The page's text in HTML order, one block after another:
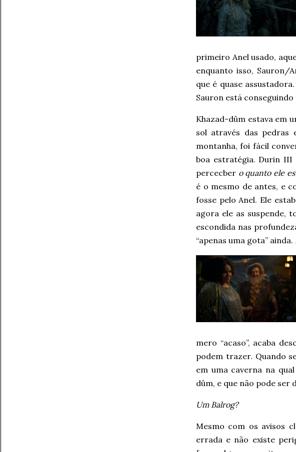
primeiro Anel usado,
enquanto isso, Sauron/
que é quase
Sauron está
Khazad-dûm estava em
sol através das pedras
montanha, foi fácil
boa estratégia. Durin III
percecber o quanto ele
é o mesmo de antes, e
fosse pelo Anel. Ele
agora ele as suspende,
escondida nas
“apenas uma gota” ainda.
mero “acaso”, acaba
podem trazer. Quando
em uma caverna na
dûm, e que não pode ser
Um Balrog?
Mesmo com os avisos
errada e não existe